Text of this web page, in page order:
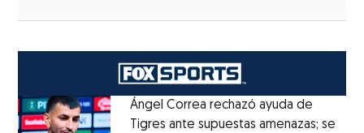
Ángel Correa rechazó ayuda de
Tigres ante supuestas amenazas; se